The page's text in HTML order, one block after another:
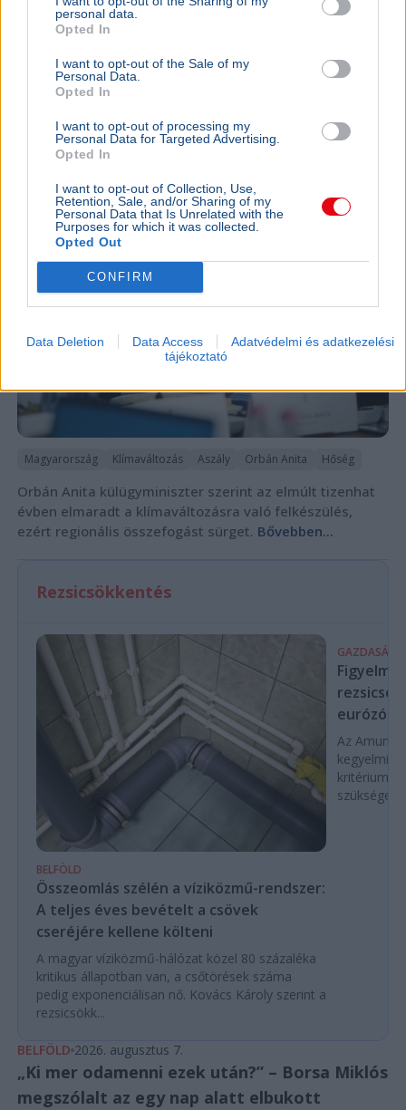
personal data.
Opted In
I want to opt-out of the Sale of my
Personal Data.
Opted In
I want to opt-out of processing my
Personal Data for Targeted Advertising.
Opted In
I want to opt-out of Collection, Use,
Retention, Sale, and/or Sharing of my
Personal Data that Is Unrelated with the
Purposes for which it was collected.
Opted Out
CONFIRM
Data Deletion Data Access
Adatvédelmi és adatkezelési
tájékoztató
rendőr jelezte, hogy visszatérne, a teljes bértáblát pedig
átalakítják.Bővebben...
BELFÖLD 2026. augusztus 7.
Orbán Anita szerint súlyos hibát követett el
Magyarország
Magyarország Klímaváltozás Aszály Orbán Anita Hőség
Orbán Anita külügyminiszter szerint az elmúlt tizenhat
évben elmaradt a klímaváltozásra való felkészülés,
ezért regionális összefogást sürget. Bővebben...
Rezsicsökkentés
BELFÖLD
Összeomlás szélén a víziközmű-rendszer:
A teljes éves bevételt a csövek
cseréjére kellene költeni
A magyar víziközmű-hálózat közel 80 százaléka
kritikus állapotban van, a csőtörések száma
pedig exponenciálisan nő. Kovács Károly szerint a
rezsicsökk...
GAZDASÁG
Az Amundi
kegyelmi
BELFÖLD 2026. augusztus 7.
„Ki mer odamenni ezek után?” – Borsa Miklós
megszólalt az egy nap alatt elbukott